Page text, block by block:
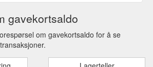
gavekortsaldo
om gavekortsaldo for å se